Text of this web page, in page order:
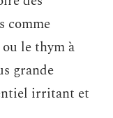
comme
le thym à
grande
irritant et